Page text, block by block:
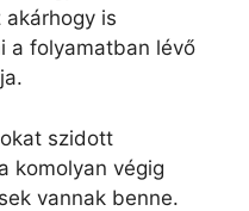
akárhogy is
a folyamatban lévő
szidott
komolyan végig
vannak benne.